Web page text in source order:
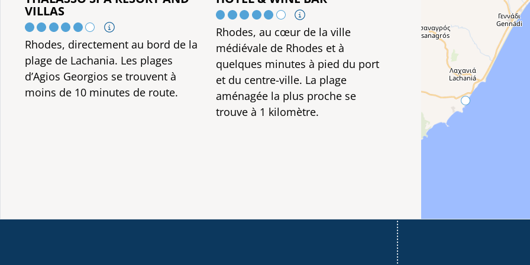
VILLAS
Rhodes, directement au bord de la
plage de Lachania. Les plages
d’Agios Georgios se trouvent à
moins de 10 minutes de route.
Rhodes, au cœur de la ville
médiévale de Rhodes et à
quelques minutes à pied du port
et du centre-ville. La plage
aménagée la plus proche se
trouve à 1 kilomètre.